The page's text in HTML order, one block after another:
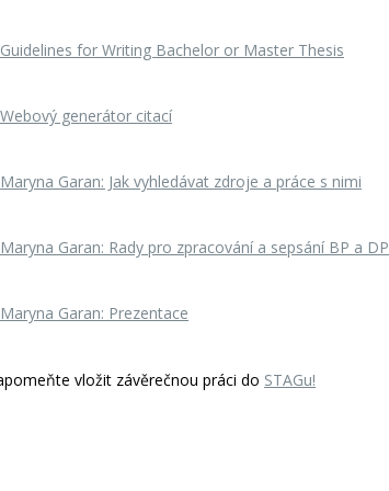
Guidelines for Writing Bachelor or Master Thesis
Webový generátor citací
Maryna Garan: Jak vyhledávat zdroje a práce s nimi
Maryna Garan: Rady pro zpracování a sepsání BP a DP
Maryna Garan: Prezentace
vložit závěrečnou práci do STAGu!